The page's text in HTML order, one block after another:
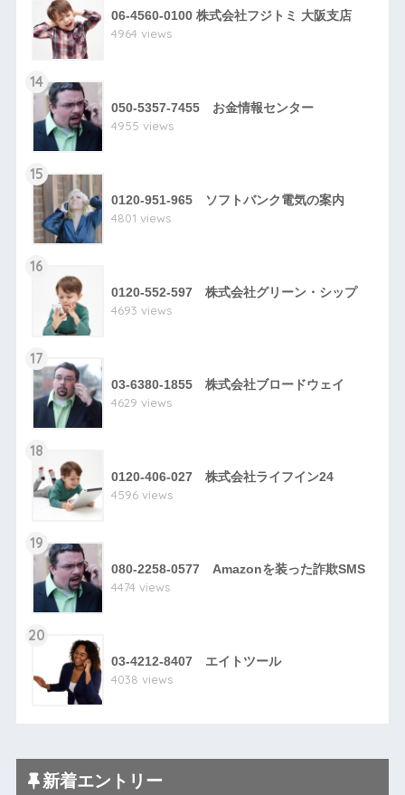
06-4560-0100 株式会社フジトミ 大阪支店
4964 views
14
050-5357-7455 お金情報センター
4955 views
15
0120-951-965 ソフトバンク電気の案内
4801 views
16
0120-552-597 株式会社グリーン・シップ
4693 views
17
03-6380-1855 株式会社ブロードウェイ
4629 views
18
0120-406-027 株式会社ライフイン24
4596 views
19
080-2258-0577 Amazonを装った詐欺SMS
4474 views
20
03-4212-8407 エイトツール
4038 views
新着エントリー